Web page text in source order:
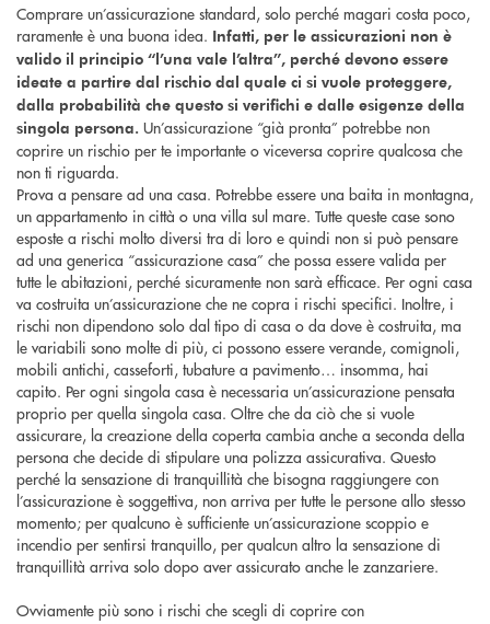
Comprare un’assicurazione standard, solo perché magari costa poco,
raramente è una buona idea. Infatti, per le assicurazioni non è
valido il principio “l’una vale l’altra”, perché devono essere
ideate a partire dal rischio dal quale ci si vuole proteggere,
dalla probabilità che questo si verifichi e dalle esigenze della
singola persona. Un’assicurazione “già pronta” potrebbe non
coprire un rischio per te importante o viceversa coprire qualcosa che
non ti riguarda.
Prova a pensare ad una casa. Potrebbe essere una baita in montagna,
un appartamento in città o una villa sul mare. Tutte queste case sono
esposte a rischi molto diversi tra di loro e quindi non si può pensare
ad una generica “assicurazione casa” che possa essere valida per
tutte le abitazioni, perché sicuramente non sarà efficace. Per ogni casa
va costruita un’assicurazione che ne copra i rischi specifici. Inoltre, i
rischi non dipendono solo dal tipo di casa o da dove è costruita, ma
le variabili sono molte di più, ci possono essere verande, comignoli,
mobili antichi, casseforti, tubature a pavimento… insomma, hai
capito. Per ogni singola casa è necessaria un’assicurazione pensata
proprio per quella singola casa. Oltre che da ciò che si vuole
assicurare, la creazione della coperta cambia anche a seconda della
persona che decide di stipulare una polizza assicurativa. Questo
perché la sensazione di tranquillità che bisogna raggiungere con
l’assicurazione è soggettiva, non arriva per tutte le persone allo stesso
momento; per qualcuno è sufficiente un’assicurazione scoppio e
incendio per sentirsi tranquillo, per qualcun altro la sensazione di
tranquillità arriva solo dopo aver assicurato anche le zanzariere.
Ovviamente più sono i rischi che scegli di coprire con